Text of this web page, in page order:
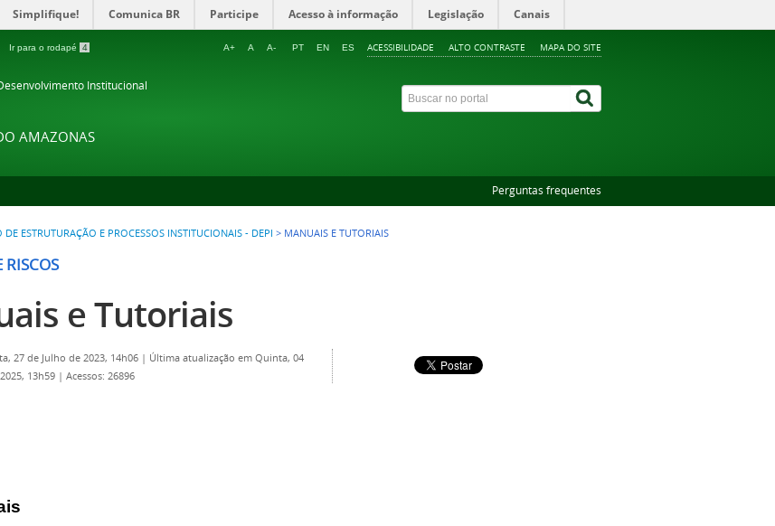
Simplifique! Comunica BR Participe Acesso à informação Legislação Canais
Ir para o rodapé 4 ACESSIBILIDADE ALTO CONTRASTE MAPA DO SITE
A+ A A- PT EN ES
Institucional
AMAZONAS
Perguntas frequentes
DE ESTRUTURAÇÃO E PROCESSOS INSTITUCIONAIS - DEPI > MANUAIS E TUTORIAIS
RISCOS
e Tutoriais
27 de Julho de 2023, 14h06 | Última atualização em Quinta, 04
13h59 | Acessos: 26896